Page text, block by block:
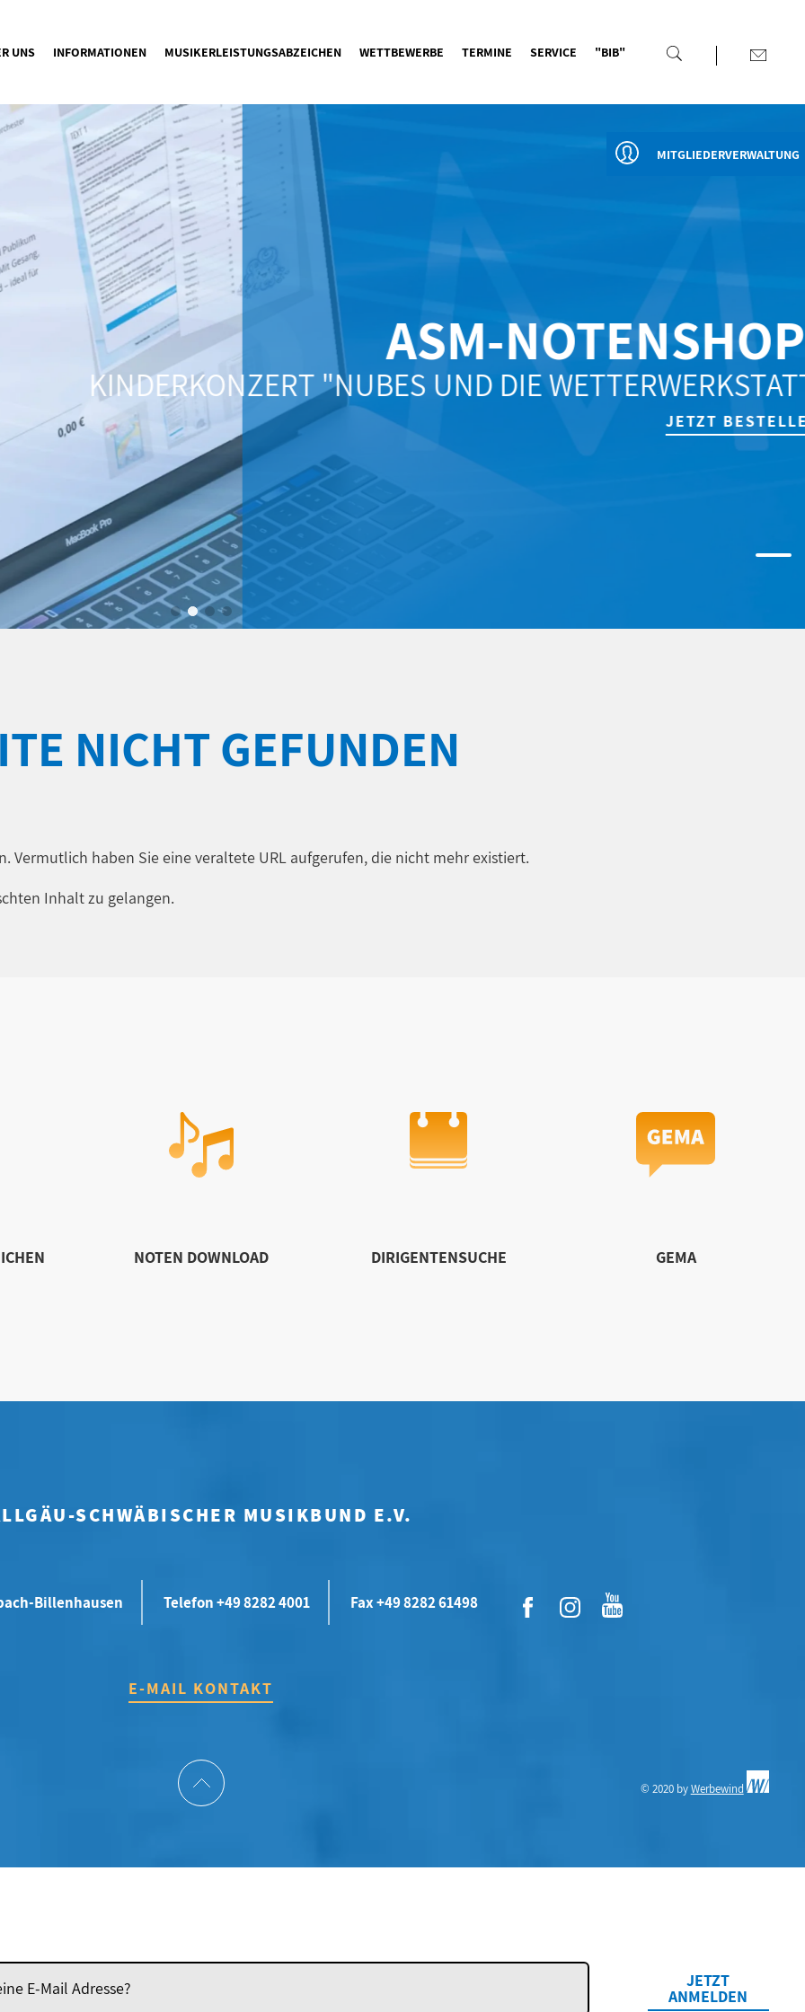
UNS INFORMATIONEN MUSIKERLEISTUNGSABZEICHEN WETTBEWERBE TERMINE SERVICE "BIB"
ASM-NOTENSHOP
KINDERKONZERT "NUBES UND DIE WETTERWERKSTATT"
JETZT BESTELLEN!
MITGLIEDERVERWALTUNG
NICHT GEFUNDEN
Vermutlich haben Sie eine veraltete URL aufgerufen, die nicht mehr existiert.
Inhalt zu gelangen.
NOTEN DOWNLOAD DIRIGENTENSUCHE GEMA
SCHWÄBISCHER MUSIKBUND E.V.
Billenhausen Telefon +49 8282 4001 Fax +49 8282 61498
E-MAIL KONTAKT
© 2020 byWerbewind
JETZT
ANMELDEN